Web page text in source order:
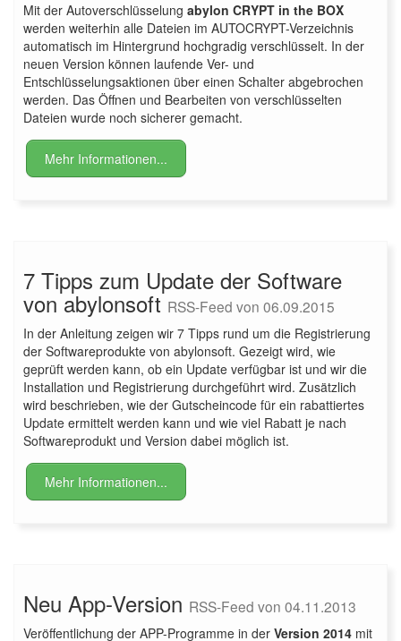
Mit der Autoverschlüsselung abylon CRYPT in the BOX
werden weiterhin alle Dateien im AUTOCRYPT-Verzeichnis
automatisch im Hintergrund hochgradig verschlüsselt. In der
neuen Version können laufende Ver- und
Entschlüsselungsaktionen über einen Schalter abgebrochen
werden. Das Öffnen und Bearbeiten von verschlüsselten
Dateien wurde noch sicherer gemacht.
Mehr Informationen...
7 Tipps zum Update der Software
von abylonsoftRSS-Feed von 06.09.2015
In der Anleitung zeigen wir 7 Tipps rund um die Registrierung
der Softwareprodukte von abylonsoft. Gezeigt wird, wie
geprüft werden kann, ob ein Update verfügbar ist und wir die
Installation und Registrierung durchgeführt wird. Zusätzlich
wird beschrieben, wie der Gutscheincode für ein rabattiertes
Update ermittelt werden kann und wie viel Rabatt je nach
Softwareprodukt und Version dabei möglich ist.
Mehr Informationen...
Neu App-Version RSS-Feed von 04.11.2013
Veröffentlichung der APP-Programme in der Version 2014 mit